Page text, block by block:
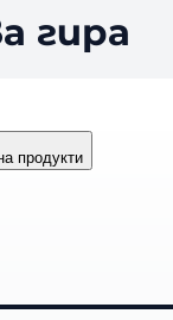
гира
продукти